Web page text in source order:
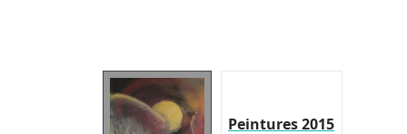
Peintures 2015